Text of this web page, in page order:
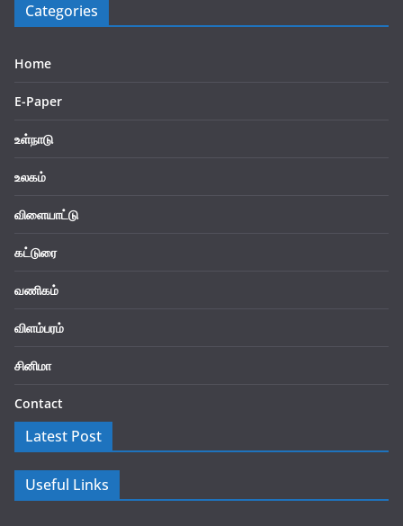
Categories
Home
E-Paper
உள்நாடு
உலகம்
விளையாட்டு
கட்டுரை
வணிகம்
விளம்பரம்
சினிமா
Contact
Latest Post
Useful Links